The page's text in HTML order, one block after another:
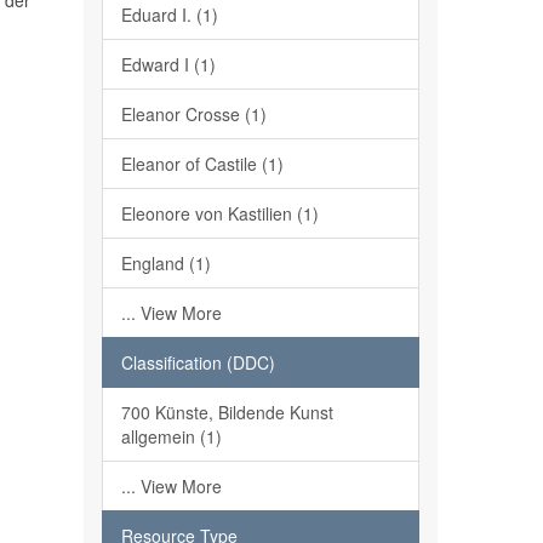
Eduard I. (1)
Edward I (1)
Eleanor Crosse (1)
Eleanor of Castile (1)
Eleonore von Kastilien (1)
England (1)
... View More
Classification (DDC)
700 Künste, Bildende Kunst
allgemein (1)
... View More
Resource Type